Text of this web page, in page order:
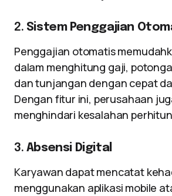
2. Sistem Penggajian
Penggajian otomatis
dalam menghitung gaji,
dan tunjangan dengan cepat
Dengan fitur ini, perusahaan
menghindari kesalahan
3. Absensi Digital
Karyawan dapat mencatat
menggunakan aplikasi mobile